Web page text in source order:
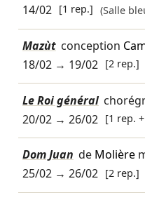
14/02 [1 rep.] (Salle
Mazùt conception
18/02→ 19/02 [2 rep.]
Le Roi général
20/02→ 26/02 [1 rep.
Dom Juan de Molière
25/02→ 26/02 [2 rep.]